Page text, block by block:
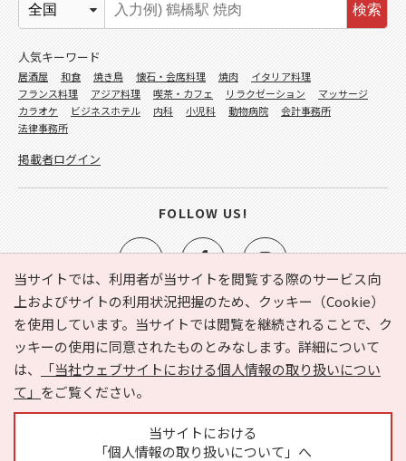
当サイトでは、利用者が当サイトを閲覧する際のサービス向
上およびサイトの利用状況把握のため、クッキー（Cookie）
を使用しています。当サイトでは閲覧を継続されることで、ク
ッキーの使用に同意されたものとみなします。詳細について
は、
「当社ウェブサイトにおける個人情報の取り扱いについ
て」 をご覧ください。
当サイトにおける
「個人情報の取り扱いについて」へ
e-NAVITA（イーナビタ）とは？ お気に入り
ヘルプ
利用規約
個人情報の取り扱いについて
運営会社
サイトマップ
広告掲載に関するお問い合わせ
検索
人気キーワード
居酒屋 和食 焼き鳥 懐石・会席料理 焼肉
イタリア料理
フランス料理
アジア料理 喫茶・カフェ リラクゼーション
マッサージ
カラオケ
ビジネスホテル 内科 小児科 動物病院
会計事務所
法律事務所
掲載者ログイン
FOLLOW US!